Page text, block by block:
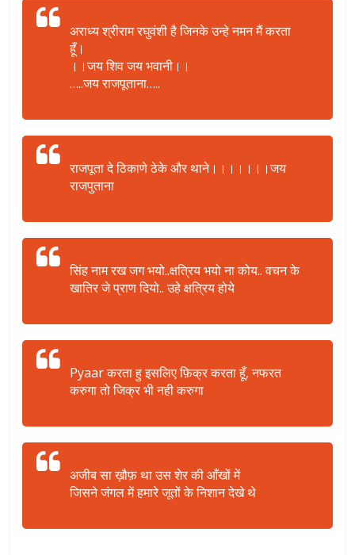
अराध्य श्रीराम रघुवंशी है जिनके उन्हे नमन मैं करता
हूँ।
।।जय शिव जय भवानी।।
…..जय राजपूताना…..
राजपूता दे ठिकाणे ठेके और थाने।।।।।।।जय
राजपुताना
सिंह नाम रख जग भयो..क्षत्रिय भयो ना कोय.. वचन के
खातिर जे प्राण दियो.. उहे क्षत्रिय होये
Pyaar करता हु इसलिए फ़िक्र करता हूँ, नफरत
करुगा तो जिक्र भी नही करुगा
अजीब सा ख़ौफ़ था उस शेर की आँखों में
जिसने जंगल में हमारे जूतों के निशान देखे थे